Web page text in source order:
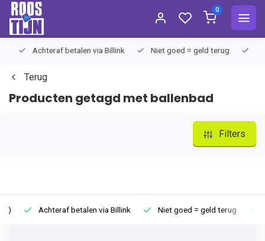
0
Achteraf betalen via Billink Niet goed = geld terug
Terug
Producten getagd met ballenbad
Filters
Achteraf betalen via Billink Niet goed = geld terug